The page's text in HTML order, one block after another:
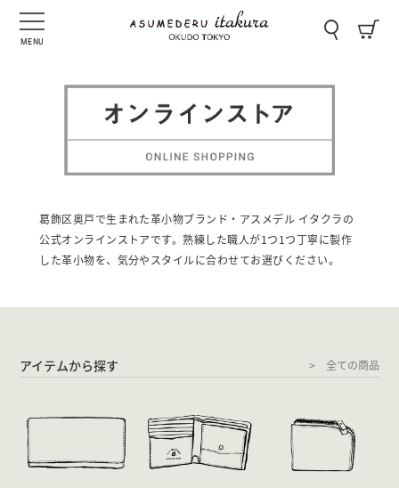
MENU
葛飾区奥戸で生まれた革小物ブランド・アスメデル イタクラの
公式オンラインストアです。熟練した職人が1つ1つ丁寧に製作
した革小物を、気分やスタイルに合わせてお選びください。
アイテムから探す 全ての商品